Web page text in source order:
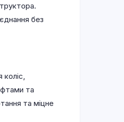
без
та
та міцне